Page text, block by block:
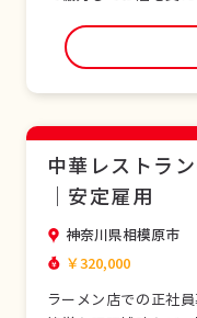
経験の方でも研修制
ら学べます。正社員
ャリア形成が可能で
中華レストラ
｜安定雇用
神奈川県相模原市
￥320,000
ラーメン店での正社員